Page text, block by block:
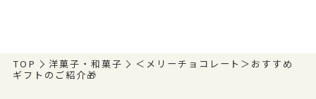
TOP 洋菓子・和菓子
＜メリーチョコレート＞おすすめ
ギフトのご紹介🎁